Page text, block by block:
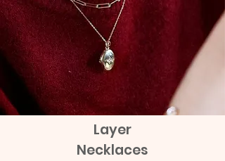
จี้ทองคำแท้ 9k เพชรแท้รูปดาว Rock Star
(จี้อย่างเดียวเฉพาะจี้)
จี้ทองคำแท้ 9K เพชรแท้รูปดาว Rock
Star นี้ได้รับการออกแบบมาเป็นพิเศษเพื่อ
มอบเสน่ห์และเอกลักษณ์ของจี้ให้กับ
เครื่องประดับทุกชนิด สามารถสวมใส่ได้
กับเครื่องประดับชิ้นใดก็ได้อย่างสมบูรณ์
Layer
Necklaces